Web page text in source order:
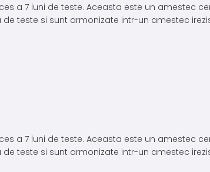
a 7 luni de teste. Aceasta este un amestec
teste si sunt armonizate intr-un amestec
a 7 luni de teste. Aceasta este un amestec
teste si sunt armonizate intr-un amestec